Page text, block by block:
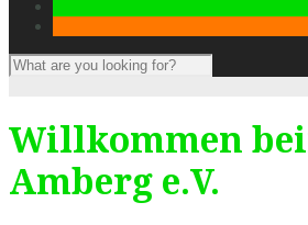
Willkommen
Amberg e.V.